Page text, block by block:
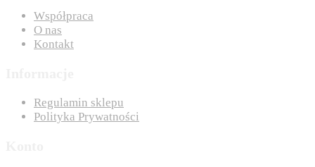
Współpraca
O nas
Kontakt
Regulamin sklepu
Polityka Prywatności